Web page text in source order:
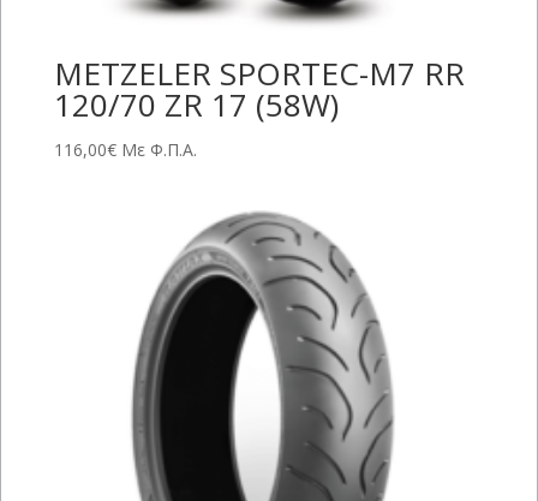
METZELER SPORTEC-M7 RR
120/70 ZR 17 (58W)
116,00€ Με Φ.Π.Α.